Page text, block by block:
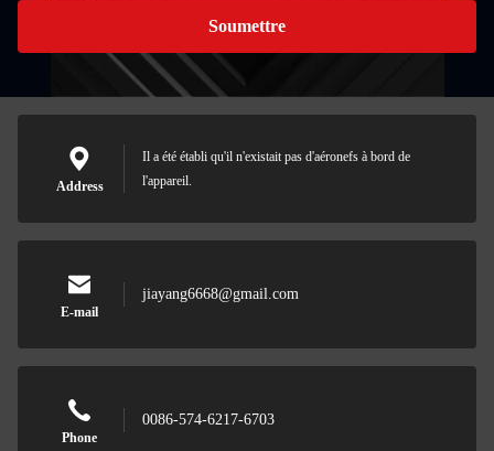
Soumettre
Address
Il a été établi qu'il n'existait pas d'aéronefs à bord de
l'appareil.
E-mail
jiayang6668@gmail.com
Phone
0086-574-6217-6703